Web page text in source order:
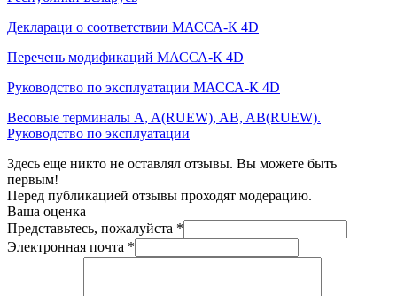
Деклараци о соответствии МАССА-К 4D
Перечень модификаций МАССА-К 4D
Руководство по эксплуатации МАССА-К 4D
Весовые терминалы A, A(RUЕW), AB, AB(RUЕW).
Руководство по эксплуатации
Здесь еще никто не оставлял отзывы. Вы можете быть
первым!
Перед публикацией отзывы проходят модерацию.
Ваша оценка
Представьтесь, пожалуйста *
Электронная почта *